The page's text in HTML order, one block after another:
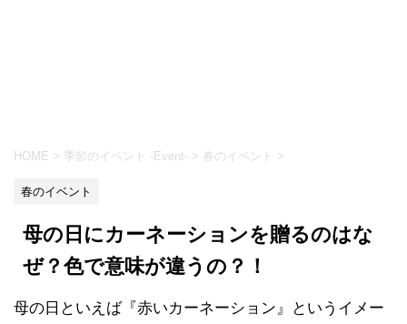
HOME > 季節のイベント -Event- > 春のイベント >
春のイベント
母の日にカーネーションを贈るのはな
ぜ？色で意味が違うの？！
母の日といえば『赤いカーネーション』というイメー